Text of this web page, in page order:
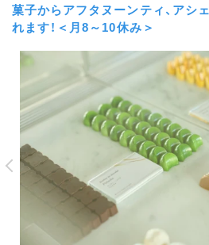
菓子からアフタヌーンティ、アシ
れます！＜月8～10休み＞